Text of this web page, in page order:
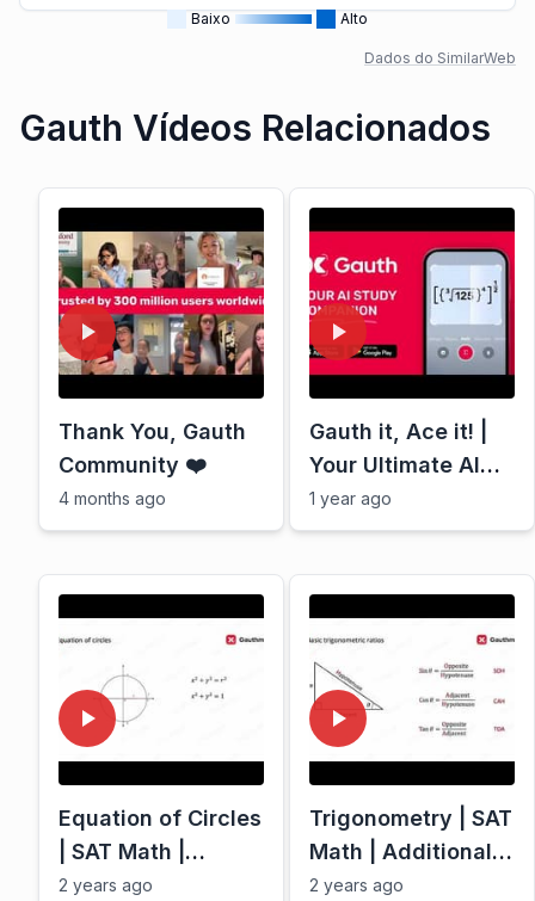
Baixo Alto
Dados do SimilarWeb
Gauth Vídeos Relacionados
Thank You, Gauth
Community ❤️
4 months ago
Gauth it, Ace it! |
Your Ultimate AI
Study Companion
1 year ago
Equation of Circles
| SAT Math |
Additional Topic of
2 years ago
Trigonometry | SAT
Math | Additional
Topic of Math |
2 years ago